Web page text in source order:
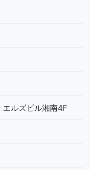
ルズビル湘南4F